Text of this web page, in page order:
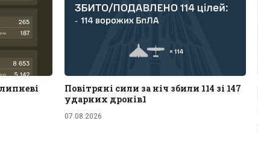
Повітряні сили за ніч збили 114 зі 147
ударних дронів1
07.08.2026